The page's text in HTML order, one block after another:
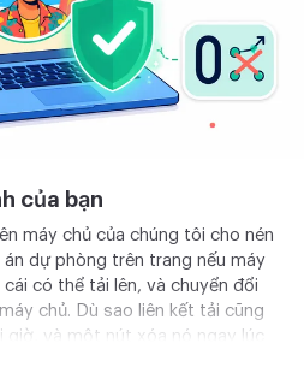
của bạn
máy chủ của chúng tôi cho nén
dự phòng trên trang nếu máy
có thể tải lên, và chuyển đổi
chủ. Dù sao liên kết tải cũng
giờ, và một nút xóa nó ngay lúc